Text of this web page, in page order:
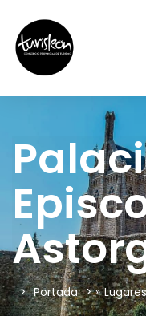
Portada » Lugares